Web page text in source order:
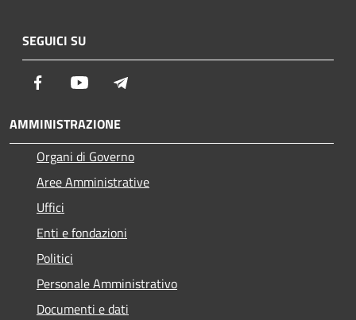
SEGUICI SU
Facebook Youtube
AMMINISTRAZIONE
Organi di Governo
Aree Amministrative
Uffici
Enti e fondazioni
Politici
Personale Amministrativo
Documenti e dati